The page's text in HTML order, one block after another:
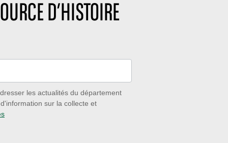
D’HISTOIRE
les actualités du département
sur la collecte et